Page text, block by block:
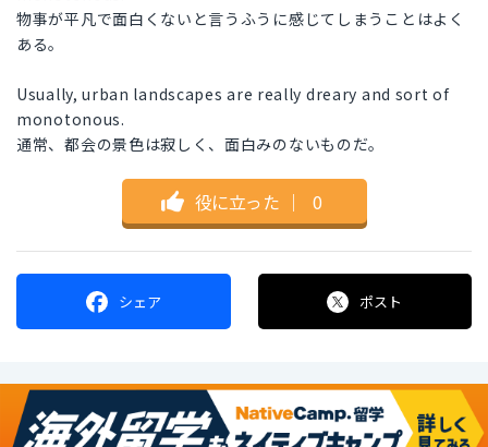
物事が平凡で面白くないと言うふうに感じてしまうことはよく
ある。
Usually, urban landscapes are really dreary and sort of
monotonous.
通常、都会の景色は寂しく、面白みのないものだ。
役に立った ｜ 0
シェア ポスト